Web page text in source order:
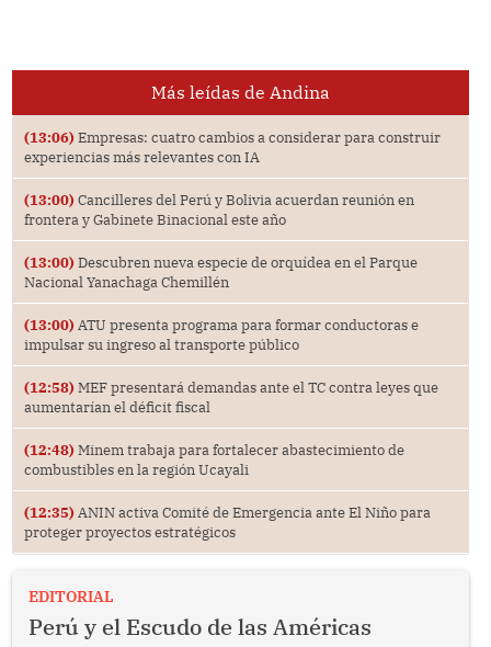
Más leídas de Andina
(13:06) Empresas: cuatro cambios a considerar para construir
experiencias más relevantes con IA
(13:00) Cancilleres del Perú y Bolivia acuerdan reunión en
frontera y Gabinete Binacional este año
(13:00) Descubren nueva especie de orquídea en el Parque
Nacional Yanachaga Chemillén
(13:00) ATU presenta programa para formar conductoras e
impulsar su ingreso al transporte público
(12:58) MEF presentará demandas ante el TC contra leyes que
aumentarían el déficit fiscal
(12:48) Minem trabaja para fortalecer abastecimiento de
combustibles en la región Ucayali
(12:35) ANIN activa Comité de Emergencia ante El Niño para
proteger proyectos estratégicos
EDITORIAL
Perú y el Escudo de las Américas